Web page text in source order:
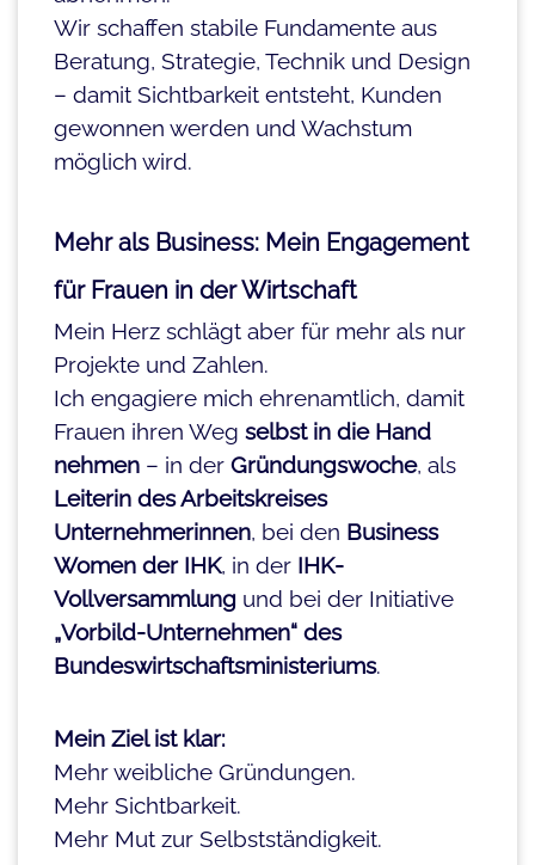
Wir schaffen stabile Fundamente aus
Beratung, Strategie, Technik und Design
– damit Sichtbarkeit entsteht, Kunden
gewonnen werden und Wachstum
möglich wird.
Mehr als Business: Mein Engagement
für Frauen in der Wirtschaft
Mein Herz schlägt aber für mehr als nur
Projekte und Zahlen.
Ich engagiere mich ehrenamtlich, damit
Frauen ihren Weg selbst in die Hand
nehmen – in der Gründungswoche, als
Leiterin des Arbeitskreises
Unternehmerinnen, bei den Business
Women der IHK, in der IHK-
Vollversammlung und bei der Initiative
„Vorbild-Unternehmen“ des
Bundeswirtschaftsministeriums.
Mein Ziel ist klar:
Mehr weibliche Gründungen.
Mehr Sichtbarkeit.
Mehr Mut zur Selbstständigkeit.